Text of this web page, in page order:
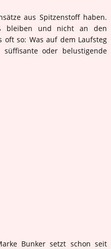
aus Spitzenstoff haben.
bleiben und nicht an den
oft so: Was auf dem Laufsteg
oder belustigende
Bunker setzt schon seit